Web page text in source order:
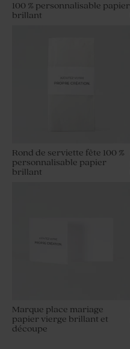
100 % personnalisable papier
brillant
Rond de serviette fête 100 %
personnalisable papier
brillant
Marque place mariage
papier vierge brillant et
découpe